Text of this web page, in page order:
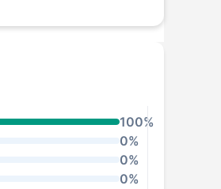
100%
0%
0%
0%